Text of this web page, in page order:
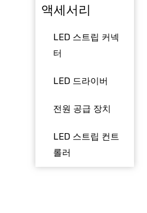
액세서리
LED 스트립 커넥
터
LED 드라이버
전원 공급 장치
LED 스트립 컨트
롤러